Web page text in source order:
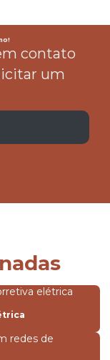
contato
um